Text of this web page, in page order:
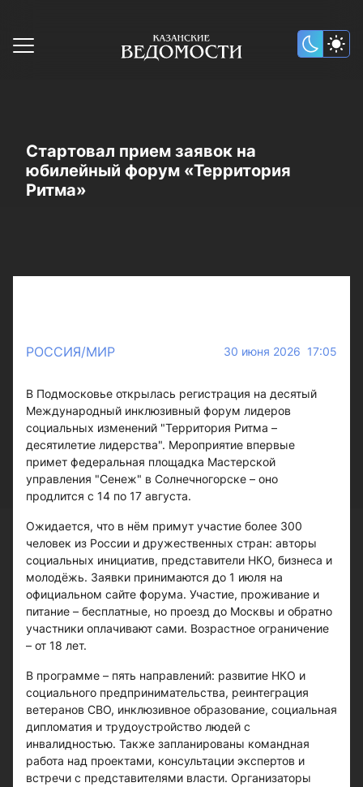
Стартовал прием заявок на
юбилейный форум «Территория
Ритма»
РОССИЯ/МИР 30 июня 2026 17:05
В Подмосковье открылась регистрация на десятый
Международный инклюзивный форум лидеров
социальных изменений "Территория Ритма –
десятилетие лидерства". Мероприятие впервые
примет федеральная площадка Мастерской
управления "Сенеж" в Солнечногорске – оно
продлится с 14 по 17 августа.
Ожидается, что в нём примут участие более 300
человек из России и дружественных стран: авторы
социальных инициатив, представители НКО, бизнеса и
молодёжь. Заявки принимаются до 1 июля на
официальном сайте форума. Участие, проживание и
питание – бесплатные, но проезд до Москвы и обратно
участники оплачивают сами. Возрастное ограничение
– от 18 лет.
В программе – пять направлений: развитие НКО и
социального предпринимательства, реинтеграция
ветеранов СВО, инклюзивное образование, социальная
дипломатия и трудоустройство людей с
инвалидностью. Также запланированы командная
работа над проектами, консультации экспертов и
встречи с представителями власти. Организаторы